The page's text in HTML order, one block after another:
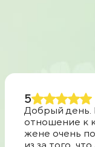
5
Добрый день.
отношение к
жене очень
из за того,